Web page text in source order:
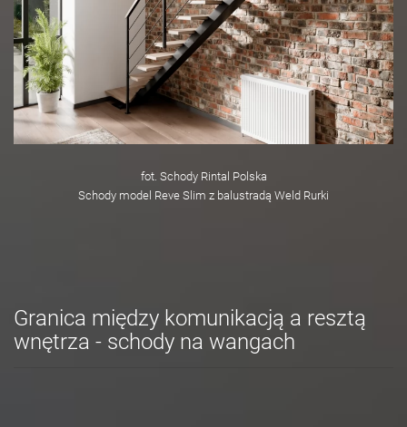
fot. Schody Rintal Polska
Schody model Reve Slim z balustradą Weld Rurki
Granica między komunikacją a resztą
wnętrza - schody na wangach